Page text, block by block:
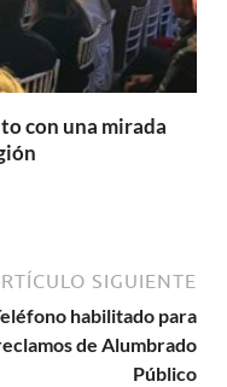
con una mirada
SIGUIENTE
habilitado para
de Alumbrado
Público